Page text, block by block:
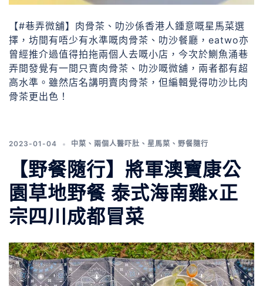
【#巷弄微舖】肉骨茶、叻沙係香港人鍾意嘅星馬菜選
擇，坊間有唔少有水準嘅肉骨茶、叻沙餐廳，eatwo亦
曾經推介過值得拍拖兩個人去嘅小店，今次於鰂魚涌巷
弄間發覺有一間只賣肉骨茶、叻沙嘅微舖，兩者都有超
高水準。雖然店名講明賣肉骨茶，但編輯覺得叻沙比肉
骨茶更出色！
2023-01-04 中菜 、 兩個人醫吓肚 、 星馬菜 、 野餐隨行
【野餐隨行】將軍澳寶康公
園草地野餐 泰式海南雞x正
宗四川成都冒菜